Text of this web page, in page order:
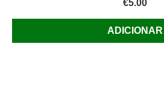
€5.00
ADICIONAR